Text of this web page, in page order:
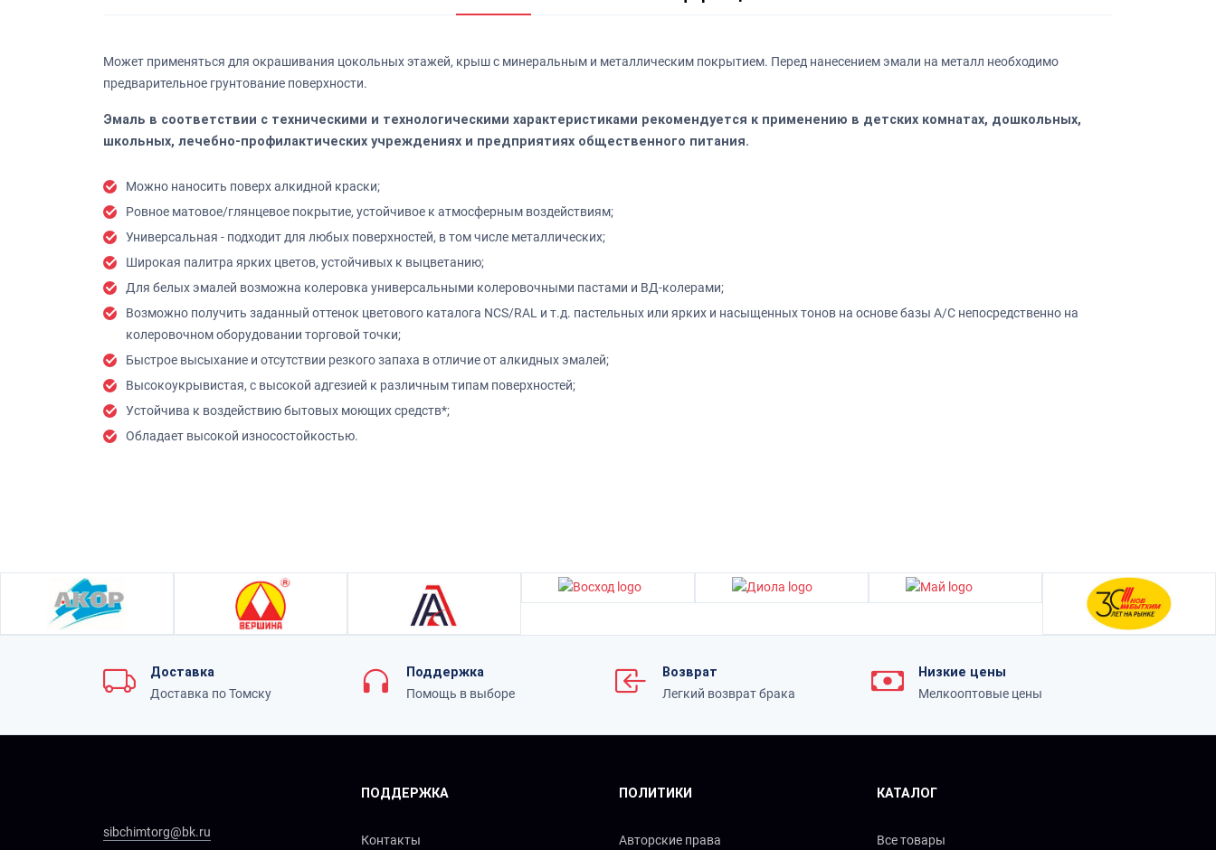
Может применяться для окрашивания цокольных этажей, крыш с минеральным и металлическим покрытием. Перед нанесением эмали на металл необходимо
предварительное грунтование поверхности.
Эмаль в соответствии с техническими и технологическими характеристиками рекомендуется к применению в детских комнатах, дошкольных,
школьных, лечебно-профилактических учреждениях и предприятиях общественного питания.
Можно наносить поверх алкидной краски;
Ровное матовое/глянцевое покрытие, устойчивое к атмосферным воздействиям;
Универсальная - подходит для любых поверхностей, в том числе металлических;
Широкая палитра ярких цветов, устойчивых к выцветанию;
Для белых эмалей возможна колеровка универсальными колеровочными пастами и ВД-колерами;
Возможно получить заданный оттенок цветового каталога NCS/RAL и т.д. пастельных или ярких и насыщенных тонов на основе базы А/С непосредственно на
колеровочном оборудовании торговой точки;
Быстрое высыхание и отсутствии резкого запаха в отличие от алкидных эмалей;
Высокоукрывистая, с высокой адгезией к различным типам поверхностей;
Устойчива к воздействию бытовых моющих средств*;
Обладает высокой износостойкостью.
Доставка
Доставка по Томску
Поддержка
Помощь в выборе
Возврат
Легкий возврат брака
Низкие цены
Мелкооптовые цены
sibchimtorg@bk.ru
ПОДДЕРЖКА
Контакты
ПОЛИТИКИ
Авторские права
КАТАЛОГ
Все товары